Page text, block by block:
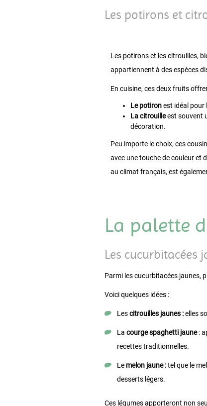
Les potirons et
Les potirons et les citrouilles,
appartiennent à des espèces
En cuisine, ces deux fruits
Le potironest idéal pour
La citrouilleest souvent
décoration.
Peu importe le choix, ces
avec une touche de couleur et
au climat français, est
La palette
Les cucurbitacées
Parmi les cucurbitacées jaunes,
Voici quelques idées :
Lescitrouilles jaunes :elles
La courge spaghetti jaune:
recettes traditionnelles.
Lemelon jaune :tel que le
desserts légers.
Ces légumes apporteront non